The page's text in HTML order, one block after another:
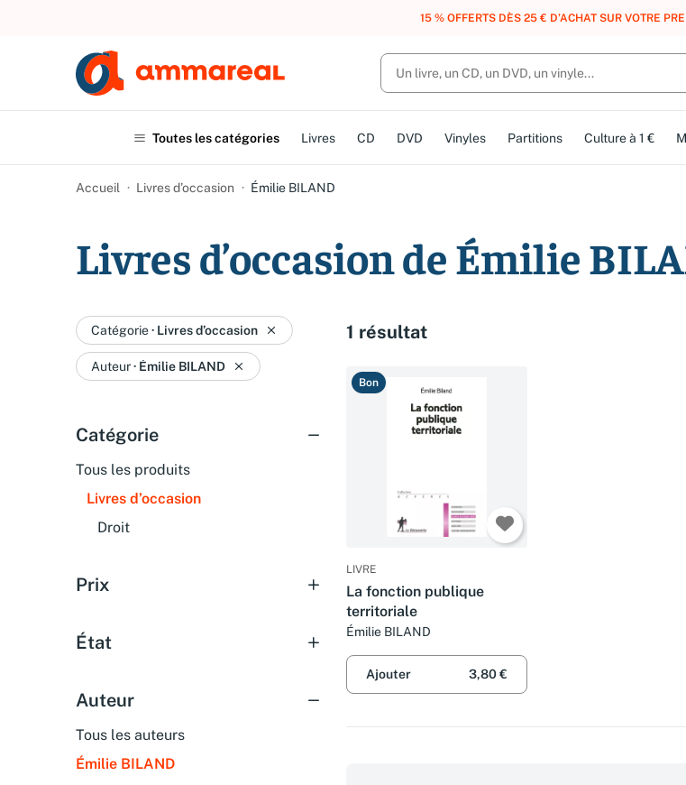
15 % OFFERTS DÈS 25 € D’ACHAT SUR VOTRE
Toutes les catégories Livres CD DVD Vinyles Partitions Culture à 1 €
Accueil Livres d’occasion Émilie BILAND
Livres d’occasion de Émilie
Catégorie· Livres d’occasion
Auteur· Émilie BILAND
Catégorie
Tous les produits
Livres d’occasion
Droit
Prix
État
Auteur
Tous les auteurs
Émilie BILAND
1 résultat
Bon
LIVRE
La fonction publique
territoriale
Émilie BILAND
Ajouter 3,80 €